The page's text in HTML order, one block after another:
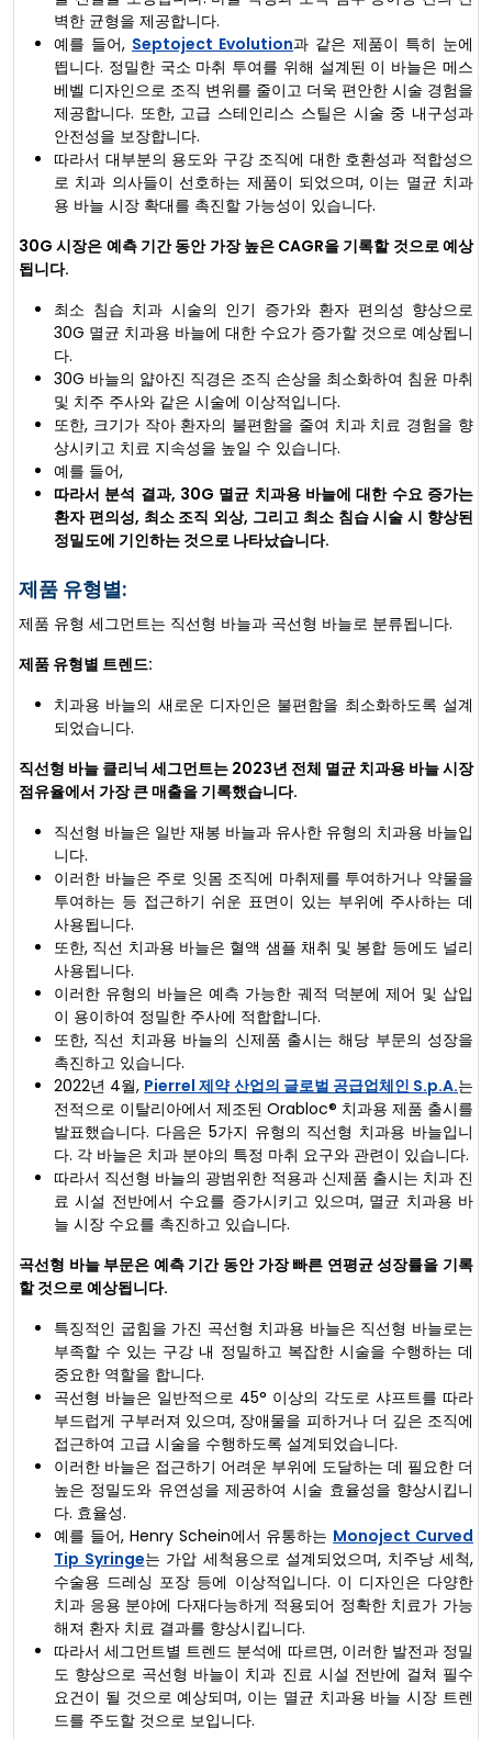
벽한 균형을 제공합니다.
예를 들어, Septoject Evolution과 같은 제품이 특히 눈에
띕니다. 정밀한 국소 마취 투여를 위해 설계된 이 바늘은 메스
베벨 디자인으로 조직 변위를 줄이고 더욱 편안한 시술 경험을
제공합니다. 또한, 고급 스테인리스 스틸은 시술 중 내구성과
안전성을 보장합니다.
따라서 대부분의 용도와 구강 조직에 대한 호환성과 적합성으
로 치과 의사들이 선호하는 제품이 되었으며, 이는 멸균 치과
용 바늘 시장 확대를 촉진할 가능성이 있습니다.
30G 시장은 예측 기간 동안 가장 높은 CAGR을 기록할 것으로 예상
됩니다.
최소 침습 치과 시술의 인기 증가와 환자 편의성 향상으로
30G 멸균 치과용 바늘에 대한 수요가 증가할 것으로 예상됩니
다.
30G 바늘의 얇아진 직경은 조직 손상을 최소화하여 침윤 마취
및 치주 주사와 같은 시술에 이상적입니다.
또한, 크기가 작아 환자의 불편함을 줄여 치과 치료 경험을 향
상시키고 치료 지속성을 높일 수 있습니다.
예를 들어,
따라서 분석 결과, 30G 멸균 치과용 바늘에 대한 수요 증가는
환자 편의성, 최소 조직 외상, 그리고 최소 침습 시술 시 향상된
정밀도에 기인하는 것으로 나타났습니다.
제품 유형별:
제품 유형 세그먼트는 직선형 바늘과 곡선형 바늘로 분류됩니다.
제품 유형별 트렌드:
치과용 바늘의 새로운 디자인은 불편함을 최소화하도록 설계
되었습니다.
직선형 바늘 클리닉 세그먼트는 2023년 전체 멸균 치과용 바늘 시장
점유율에서 가장 큰 매출을 기록했습니다.
직선형 바늘은 일반 재봉 바늘과 유사한 유형의 치과용 바늘입
니다.
이러한 바늘은 주로 잇몸 조직에 마취제를 투여하거나 약물을
투여하는 등 접근하기 쉬운 표면이 있는 부위에 주사하는 데
사용됩니다.
또한, 직선 치과용 바늘은 혈액 샘플 채취 및 봉합 등에도 널리
사용됩니다.
이러한 유형의 바늘은 예측 가능한 궤적 덕분에 제어 및 삽입
이 용이하여 정밀한 주사에 적합합니다.
또한, 직선 치과용 바늘의 신제품 출시는 해당 부문의 성장을
촉진하고 있습니다.
2022년 4월, Pierrel 제약 산업의 글로벌 공급업체인 S.p.A.는
전적으로 이탈리아에서 제조된 Orabloc® 치과용 제품 출시를
발표했습니다. 다음은 5가지 유형의 직선형 치과용 바늘입니
다. 각 바늘은 치과 분야의 특정 마취 요구와 관련이 있습니다.
따라서 직선형 바늘의 광범위한 적용과 신제품 출시는 치과 진
료 시설 전반에서 수요를 증가시키고 있으며, 멸균 치과용 바
늘 시장 수요를 촉진하고 있습니다.
곡선형 바늘 부문은 예측 기간 동안 가장 빠른 연평균 성장률을 기록
할 것으로 예상됩니다.
특징적인 굽힘을 가진 곡선형 치과용 바늘은 직선형 바늘로는
부족할 수 있는 구강 내 정밀하고 복잡한 시술을 수행하는 데
중요한 역할을 합니다.
곡선형 바늘은 일반적으로 45° 이상의 각도로 샤프트를 따라
부드럽게 구부러져 있으며, 장애물을 피하거나 더 깊은 조직에
접근하여 고급 시술을 수행하도록 설계되었습니다.
이러한 바늘은 접근하기 어려운 부위에 도달하는 데 필요한 더
높은 정밀도와 유연성을 제공하여 시술 효율성을 향상시킵니
다. 효율성.
예를 들어, Henry Schein에서 유통하는 Monoject Curved
Tip Syringe는 가압 세척용으로 설계되었으며, 치주낭 세척,
수술용 드레싱 포장 등에 이상적입니다. 이 디자인은 다양한
치과 응용 분야에 다재다능하게 적용되어 정확한 치료가 가능
해져 환자 치료 결과를 향상시킵니다.
따라서 세그먼트별 트렌드 분석에 따르면, 이러한 발전과 정밀
도 향상으로 곡선형 바늘이 치과 진료 시설 전반에 걸쳐 필수
요건이 될 것으로 예상되며, 이는 멸균 치과용 바늘 시장 트렌
드를 주도할 것으로 보입니다.